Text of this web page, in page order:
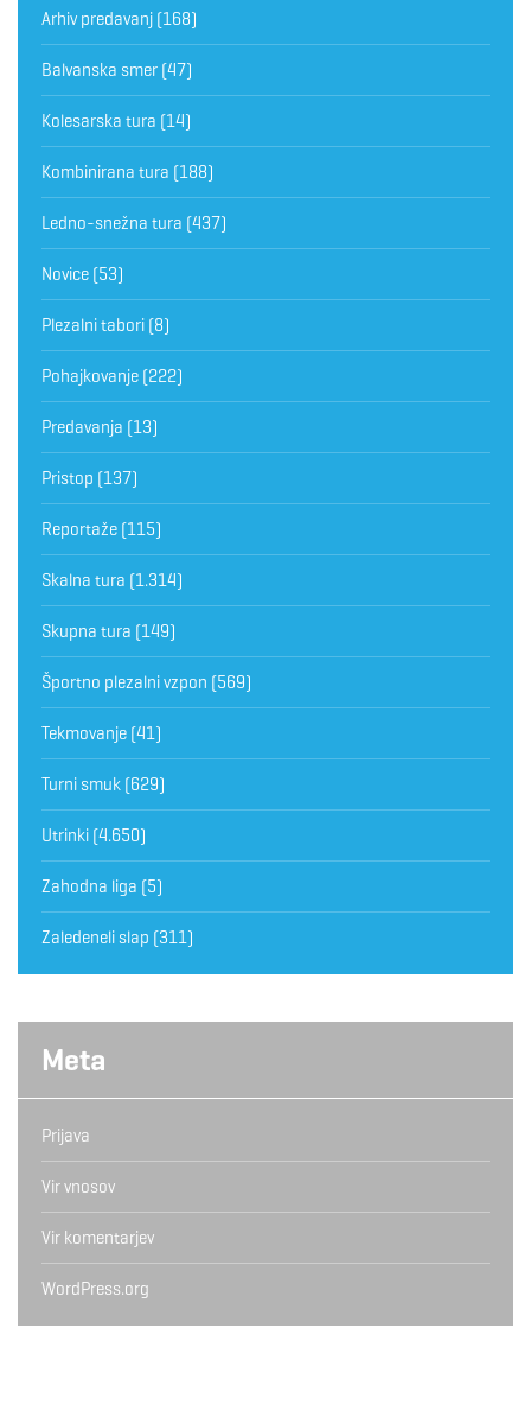
Arhiv predavanj (168)
Balvanska smer (47)
Kolesarska tura (14)
Kombinirana tura (188)
Ledno-snežna tura (437)
Novice (53)
Plezalni tabori (8)
Pohajkovanje (222)
Predavanja (13)
Pristop (137)
Reportaže (115)
Skalna tura (1.314)
Skupna tura (149)
Športno plezalni vzpon (569)
Tekmovanje (41)
Turni smuk (629)
Utrinki (4.650)
Zahodna liga (5)
Zaledeneli slap (311)
Meta
Prijava
Vir vnosov
Vir komentarjev
WordPress.org